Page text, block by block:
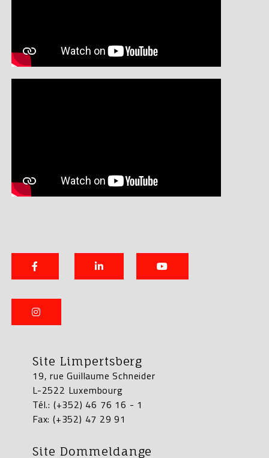
Site Limpertsberg
19, rue Guillaume Schneider
L-2522 Luxembourg
Tél.: (+352) 46 76 16 - 1
Fax: (+352) 47 29 91
Site Dommeldange